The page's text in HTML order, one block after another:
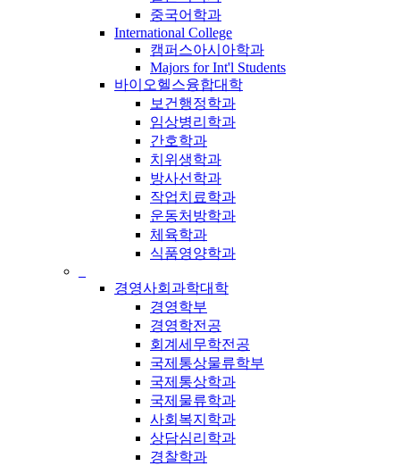
중국어학과
International College
캠퍼스아시아학과
Majors for Int'l Students
바이오헬스융합대학
보건행정학과
임상병리학과
간호학과
치위생학과
방사선학과
작업치료학과
운동처방학과
체육학과
식품영양학과
경영사회과학대학
경영학부
경영학전공
회계세무학전공
국제통상물류학부
국제통상학과
국제물류학과
사회복지학과
상담심리학과
경찰학과